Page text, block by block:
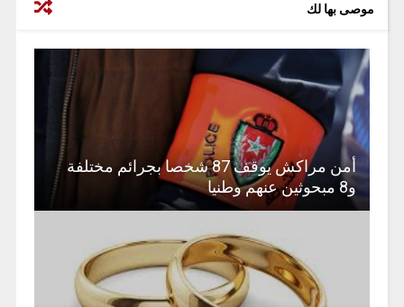
موصى بها لك
أمن مراكش يوقف 87 شخصا بجرائم مختلفة
و8 مبحوثين عنهم وطنيا